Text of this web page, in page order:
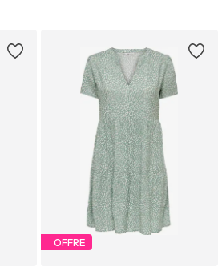
OFFRE